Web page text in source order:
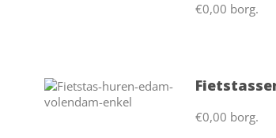
€0,00 borg.
€0,00 borg.